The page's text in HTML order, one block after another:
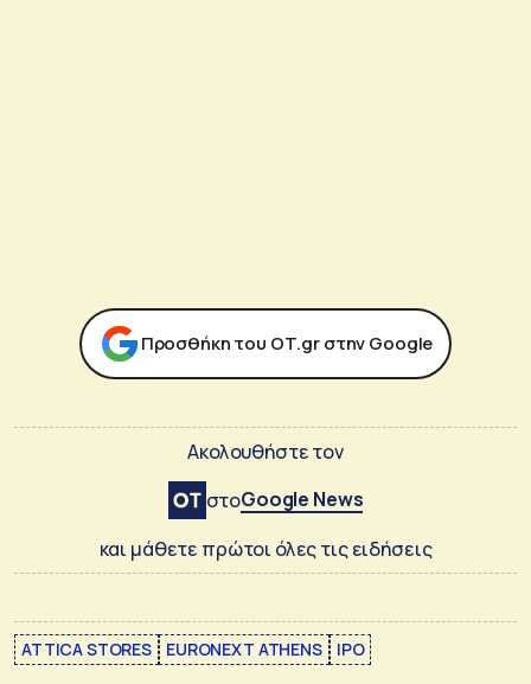
Προσθήκη του ΟΤ.gr στην Google
Ακολουθήστε τον
στοGoogle News
και μάθετε πρώτοι όλες τις ειδήσεις
ATTICA STORES EURONEXT ATHENS IPO